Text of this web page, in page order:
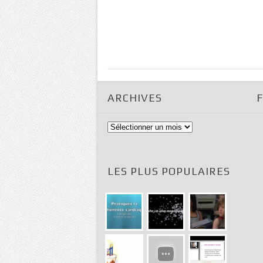
ARCHIVES
Archives
LES PLUS POPULAIRES